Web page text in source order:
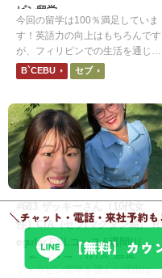
ピン留学
今回の留学は100％満足していま
す！英語力の向上はもちろんです
が、フィリピンでの生活を通じて
異文化を尊重する姿勢や、困難な
状況でも前向きに取り組む精神力
での8週間は、私の人生において
非常に大きなターニングポイント
になったと確信しています。
B`CEBU セブ
性）CIA（セブ/マクタン島） R
egular ESLコース 6週間(リピ
ーター）| フィリピン留学
フィリピン留学を選んだ理由は、